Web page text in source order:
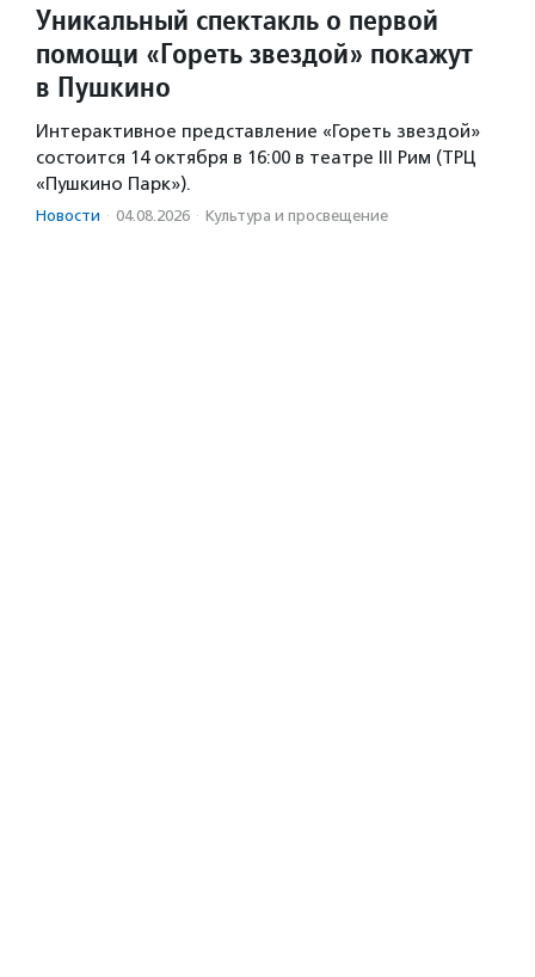
Уникальный спектакль о первой
помощи «Гореть звездой» покажут
в Пушкино
Интерактивное представление «Гореть звездой»
состоится 14 октября в 16:00 в театре III Рим (ТРЦ
«Пушкино Парк»).
Новости · 04.08.2026 · Культура и просвещение